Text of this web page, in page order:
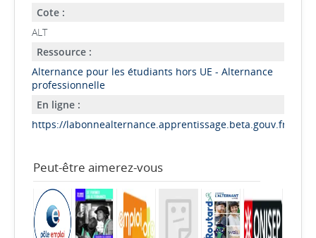
Cote :
ALT
Ressource :
Alternance pour les étudiants hors UE - Alternance
professionnelle
En ligne :
https://labonnealternance.apprentissage.beta.gouv.fr/
Peut-être aimerez-vous